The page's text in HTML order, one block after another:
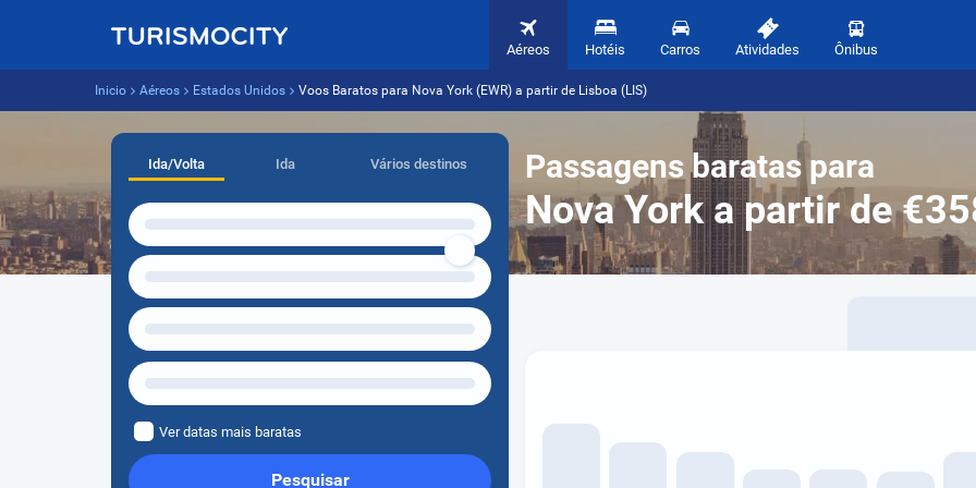
Aéreos Hotéis Carros Atividades Ônibus
Inicio Aéreos Estados Unidos Voos Baratos para Nova York (EWR) a partir de Lisboa (LIS)
Passagens baratas para
Nova York a partir de
Ida/Volta Ida Vários destinos
Ver datas mais baratas
Pesquisar